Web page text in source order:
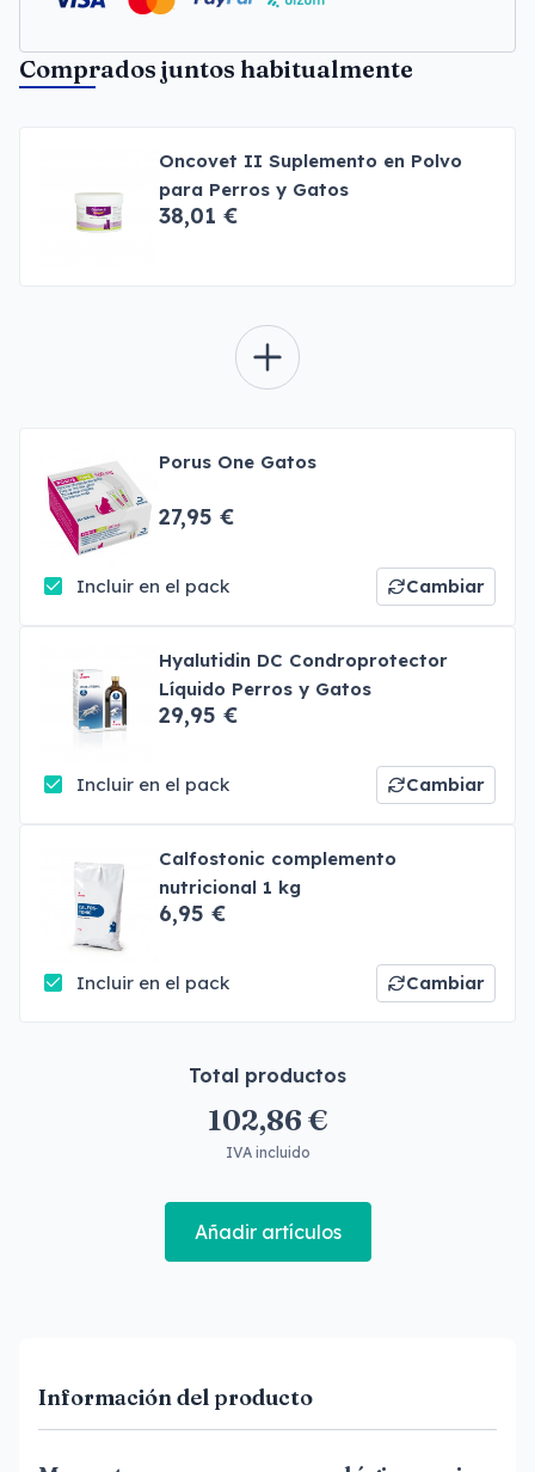
Comprados juntos habitualmente
Oncovet II Suplemento en Polvo
para Perros y Gatos
38,01 €
Porus One Gatos
27,95 €
Incluir en el pack Cambiar
Hyalutidin DC Condroprotector
Líquido Perros y Gatos
29,95 €
Incluir en el pack Cambiar
Calfostonic complemento
nutricional 1 kg
6,95 €
Incluir en el pack Cambiar
Total productos
102,86 €
IVA incluido
Añadir artículos
Información del producto